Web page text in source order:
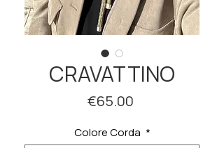
CRAVATTINO
€65.00Price
Colore Corda *